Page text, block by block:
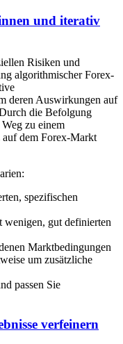
und iterativ
Risiken und
algorithmischer Forex-
deren Auswirkungen auf
die Befolgung
zu einem
auf dem Forex-Markt
spezifischen
gut definierten
Marktbedingungen
um zusätzliche
passen Sie
verfeinern